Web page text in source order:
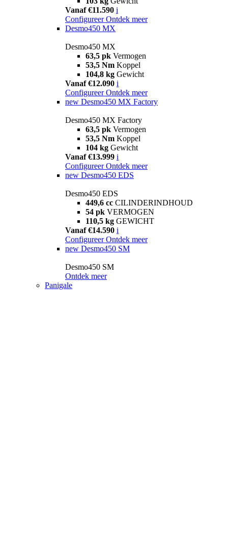
Vanaf €11.590 i
Configureer Ontdek meer
Desmo450 MX
Desmo450 MX
63,5 pk Vermogen
53,5 Nm Koppel
104,8 kg Gewicht
Vanaf €12.090 i
Configureer Ontdek meer
new Desmo450 MX Factory
Desmo450 MX Factory
63,5 pk Vermogen
53,5 Nm Koppel
104 kg Gewicht
Vanaf €13.999 i
Configureer Ontdek meer
new Desmo450 EDS
Desmo450 EDS
449,6 cc CILINDERINDHOUD
54 pk VERMOGEN
110,5 kg GEWICHT
Vanaf €14.590 i
Configureer Ontdek meer
new Desmo450 SM
Desmo450 SM
Ontdek meer
Panigale